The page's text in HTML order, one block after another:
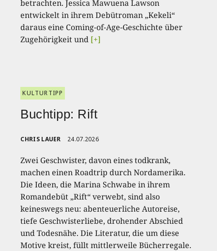
betrachten. Jessica Mawuena Lawson
entwickelt in ihrem Debütroman „Kekeli“
daraus eine Coming-of-Age-Geschichte über
Zugehörigkeit und [+]
KULTURTIPP
Buchtipp: Rift
CHRIS LAUER 24.07.2026
Zwei Geschwister, davon eines todkrank,
machen einen Roadtrip durch Nordamerika.
Die Ideen, die Marina Schwabe in ihrem
Romandebüt „Rift“ verwebt, sind also
keineswegs neu: abenteuerliche Autoreise,
tiefe Geschwisterliebe, drohender Abschied
und Todesnähe. Die Literatur, die um diese
Motive kreist, füllt mittlerweile Bücherregale.